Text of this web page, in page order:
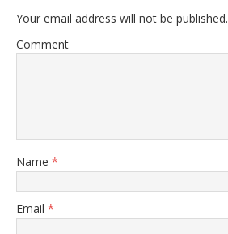
Your email address will not be published.
Comment
Name *
Email *